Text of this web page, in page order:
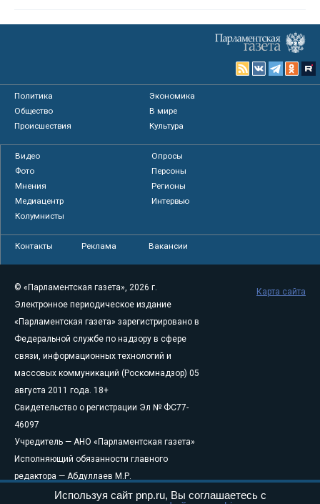
Политика
Экономика
Общество
В мире
Происшествия
Культура
Видео
Опросы
Фото
Персоны
Мнения
Регионы
Медиацентр
Интервью
Колумнисты
Контакты Реклама Вакансии
© «Парламентская газета», 2026 г.
Электронное периодическое издание
«Парламентская газета» зарегистрировано в
Федеральной службе по надзору в сфере
связи, информационных технологий и
массовых коммуникаций (Роскомнадзор) 05
августа 2011 года. 18+
Свидетельство о регистрации Эл № ФС77-
46097
Учредитель — АНО «Парламентская газета»
Исполняющий обязанности главного
редактора — Абдуллаев М.Р.
Тел.: +7 (495) 637–69–79 E-mail:pg@pnp.ru
Карта сайта
Используя сайт pnp.ru, Вы соглашаетесь с